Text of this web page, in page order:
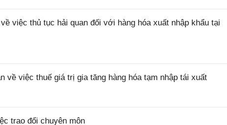
việc thủ tục hải quan đối với hàng hóa xuất nhập khẩu tại
về việc thuế giá trị gia tăng hàng hóa tạm nhập tái xuất
trao đổi chuyên môn